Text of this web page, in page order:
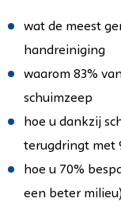
wat de meest
handreiniging
waarom 83%
schuimzeep
hoe u dankzij
terugdringt met
hoe u 70%
een beter milieu)